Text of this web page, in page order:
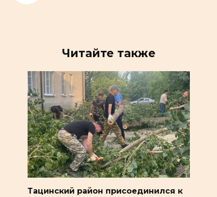
Читайте также
Тацинский район присоединился к